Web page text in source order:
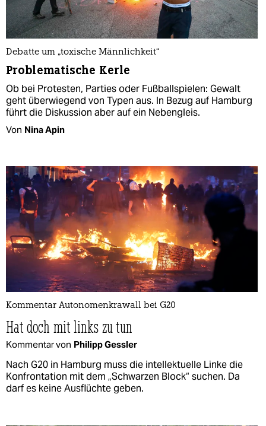
Debatte um „toxische Männlichkeit“
Problematische Kerle
Ob bei Protesten, Parties oder Fußballspielen: Gewalt
geht überwiegend von Typen aus. In Bezug auf Hamburg
führt die Diskussion aber auf ein Nebengleis.
Von Nina Apin
Kommentar Autonomenkrawall bei G20
Hat doch mit links zu tun
Kommentar von Philipp Gessler
Nach G20 in Hamburg muss die intellektuelle Linke die
Konfrontation mit dem „Schwarzen Block“ suchen. Da
darf es keine Ausflüchte geben.